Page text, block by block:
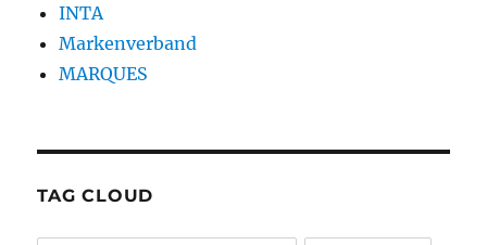
INTA
Markenverband
MARQUES
TAG CLOUD